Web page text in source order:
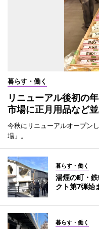
暮らす・働く
リニューアル後初の
市場に正月用品など
今秋にリニューアルオープン
場」。
暮らす・働く
湯煙の町・
クト第7弾始
暮らす・働く